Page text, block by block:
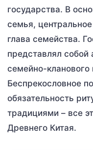
государства. В
семья,
глава семейства.
представлял собой
семейно-кланового
Беспрекословное
обязательность
традициями – все
Древнего Китая.